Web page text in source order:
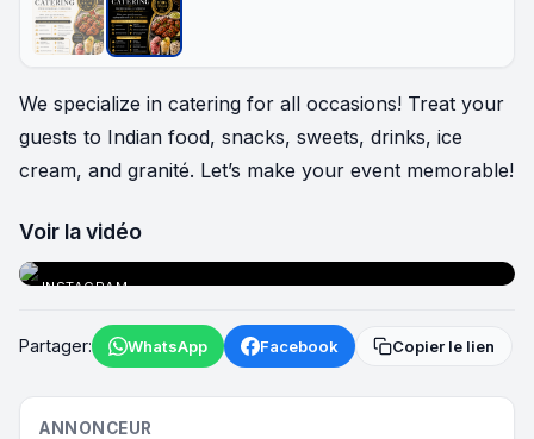
We specialize in catering for all occasions! Treat your
guests to Indian food, snacks, sweets, drinks, ice
cream, and granité. Let’s make your event memorable!
Voir la vidéo
INSTAGRAM
Partager: WhatsApp Facebook Copier le lien
ANNONCEUR